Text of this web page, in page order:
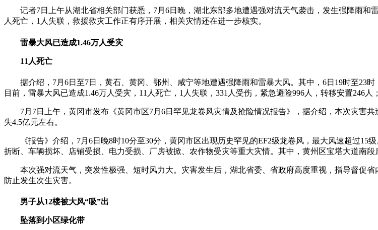
记者7日上午从湖北省相关部门获悉，7月6日晚，湖北东部多地遭遇强对流天气袭击，发生强降雨
人死亡，1人失联，救援救灾工作正有序开展，相关灾情还在进一步核实。
雷暴大风已造成1.46万人受灾
11人死亡
据介绍，7月6日至7日，黄石、黄冈、鄂州、咸宁等地遭遇强降雨和雷暴大风。其中，6日19时至23
目前，雷暴大风已造成1.46万人受灾，11人死亡，1人失联，331人受伤，紧急避险996人，转移安置246人
7月7日上午，黄冈市发布《黄冈市区7月6日罕见龙卷风灾情及抢险情况报告》，据介绍，本次灾害
失4.5亿元左右。
《报告》介绍，7月6日晚8时10分至30分，黄冈市区出现历史罕见的EF2级龙卷风，最大风速超过
折断、车辆损坏、店铺受损、电力受损、厂房被掀、农作物受灾等重大灾情。其中，黄州区宝塔大道南
本次强对流天气，突发性极强、短时风力大。灾害发生后，湖北省委、省政府高度重视，指导督促
防止发生次生灾害。
男子从12楼被大风“吸”出
坠落到小区绿化带